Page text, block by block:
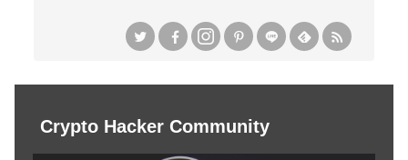
Crypto Hacker Community